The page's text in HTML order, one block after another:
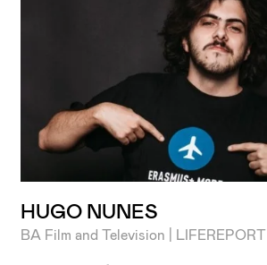
HUGO NUNES
BA Film and Television | LIFEREPORT